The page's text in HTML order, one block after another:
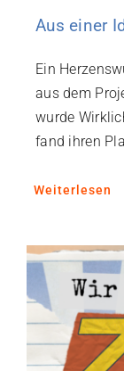
Aus einer
Ein
aus dem
wurde
fand ihren
Weiterlesen